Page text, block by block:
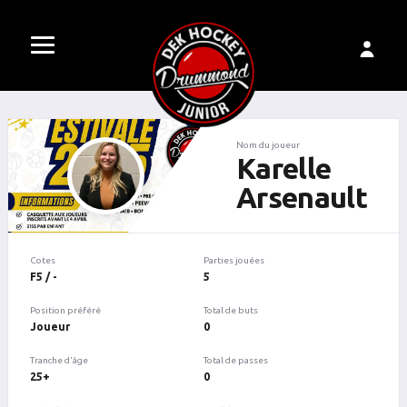
Nom du joueur
Karelle
Arsenault
Cotes
F5 / -
Position préféré
Joueur
Tranche d'âge
25+
Parties jouées
5
Total de buts
0
Total de passes
0